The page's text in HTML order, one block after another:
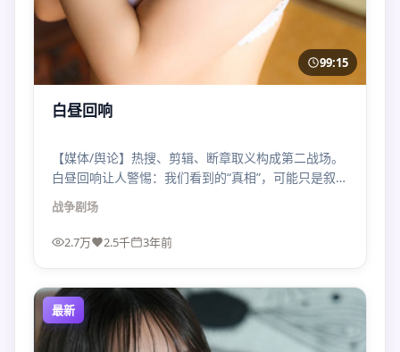
99:15
白昼回响
【媒体/舆论】热搜、剪辑、断章取义构成第二战场。
白昼回响让人警惕：我们看到的“真相”，可能只是叙事
版本之一。
战争剧场
2.7万 2.5千 3年前
最新